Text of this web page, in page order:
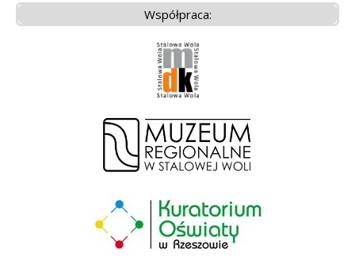
Współpraca: